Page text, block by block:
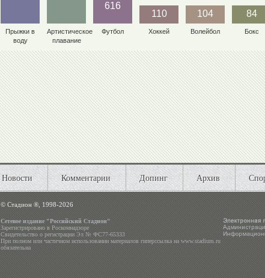
Прыжки в
воду
Артистическое
плавание
616
Футбол
110
Хоккей
104
Волейбол
84
Бокс
Новости Комментарии Допинг Архив
©Стадион ®, 1998-2026
Сетевое издание "Российский Стадион"
Зарегистрировано в Роскомнадзоре
Свидетельство о регистрации Эл № ФС77-65333
При полном или частичном использовании материалов гиперссылка наwww.stadium.ru
обязательна